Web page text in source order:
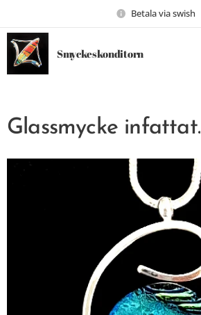
Betala via swish
Smyckeskonditorn
Glassmycke infattat.